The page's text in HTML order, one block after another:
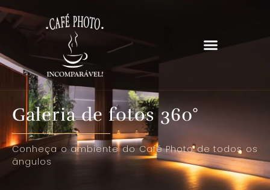
Galeria de fotos 360°
Conheça o ambiente do Café Photo de todos os
ângulos